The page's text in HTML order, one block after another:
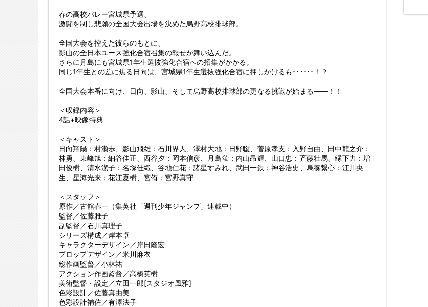
春の高校バレー宮城県予選、
激闘を制し悲願の全国大会出場を決めた烏野高校排球部。
全国大会を控えた彼らのもとに、
影山の全日本ユース強化合宿召集の報せが舞い込んだ。
さらに月島にも宮城県1年生選抜強化合宿への招集がかかる。
同じ1年生との差に焦る日向は、宮城県1年生選抜強化合宿に押しかけるも･･････！？
全国大会本番に向け、日向、影山、そして烏野高校排球部の更なる挑戦が始まる――！！
＜収録内容＞
4話+映像特典
＜キャスト＞
日向翔陽：村瀬歩、影山飛雄：石川界人、澤村大地：日野聡、菅原孝支：入野自由、田中龍之介：
林勇、東峰旭：細谷佳正、西谷夕：岡本信彦、月島蛍：内山昂輝、山口忠：斉藤壮馬、縁下力：増
田俊樹、清水潔子：名塚佳織、谷地仁花：諸星すみれ、武田一鉄：神谷浩史、烏養繋心：江川央
生、星海光来：花江夏樹、宮侑：宮野真守
＜スタッフ＞
原作／古舘春一（集英社「週刊少年ジャンプ」連載中）
監督／佐藤雅子
副監督／石川真理子
シリーズ構成／岸本卓
キャラクターデザイン／岸田隆宏
プロップデザイン／米川麻衣
総作画監督／小林祐
アクション作画監督／高橋英樹
美術監督・設定／立田一郎[スタジオ風雅]
色彩設計／佐藤真由美
色彩設計補佐／有澤法子